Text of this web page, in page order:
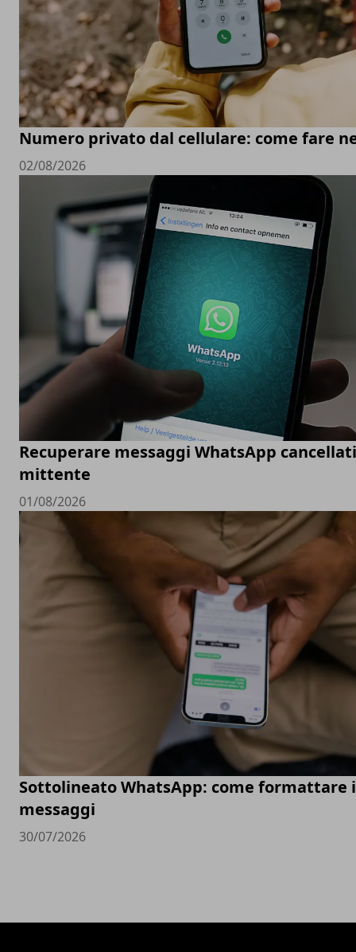
Numero privato dal cellulare: come fare
02/08/2026
Recuperare messaggi WhatsApp
mittente
01/08/2026
Sottolineato WhatsApp: come formattare i
messaggi
30/07/2026